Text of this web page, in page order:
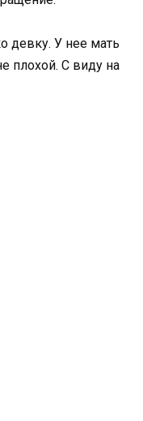
девку. У нее мать
плохой. С виду на